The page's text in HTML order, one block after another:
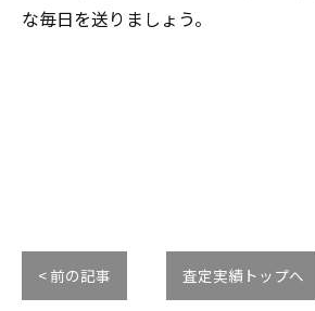
な毎日を送りましょう。
< 前の記事 査定実績トップへ